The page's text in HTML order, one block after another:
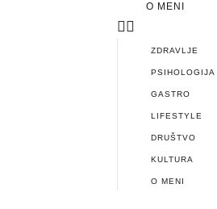
O MENI
ZDRAVLJE
PSIHOLOGIJA
GASTRO
LIFESTYLE
DRUŠTVO
KULTURA
O MENI